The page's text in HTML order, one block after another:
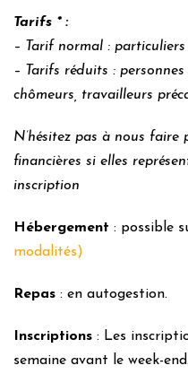
Tarifs * :
– Tarif normal :
– Tarifs réduits :
chômeurs, travailleurs
N’hésitez pas à nous
financières si elles
inscription
Hébergement : possible
modalités)
Repas : en autogestion.
Inscriptions : Les
semaine avant le week-